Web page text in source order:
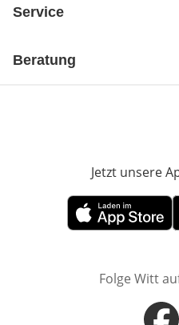
Service
Beratung
Jetzt unsere
Öffnet in neuem
Folge Witt